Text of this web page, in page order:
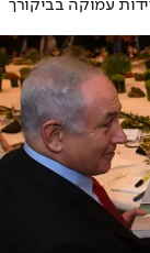
עמוקה בביקורך